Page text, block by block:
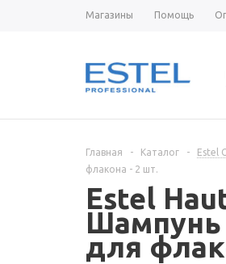
Магазины Помощь
Главная - Каталог - Estel
флакона - 2 шт.
Estel
Шампунь
для